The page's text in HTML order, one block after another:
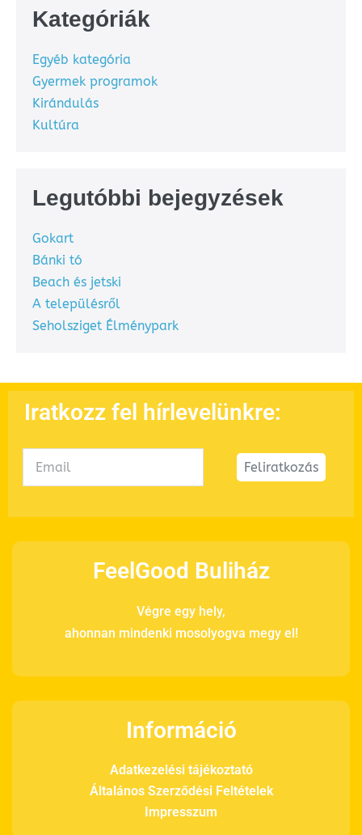
Kategóriák
Egyéb kategória
Gyermek programok
Kirándulás
Kultúra
Legutóbbi bejegyzések
Gokart
Bánki tó
Beach és jetski
A településről
Seholsziget Élménypark
Iratkozz fel hírlevelünkre:
Feliratkozás
FeelGood Buliház
Végre egy hely,
ahonnan mindenki mosolyogva megy el!
Információ
Adatkezelési tájékoztató
Általános Szerződési Feltételek
Impresszum